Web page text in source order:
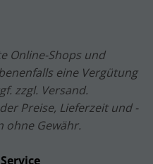
Online-Shops und
eine Vergütung
zzgl. Versand.
Preise, Lieferzeit und -
ohne Gewähr.
Service